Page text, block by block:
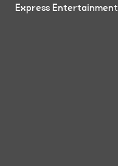
Express Entertainment